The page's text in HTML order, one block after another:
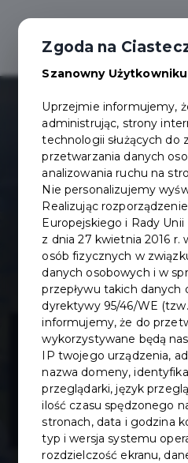
Zgoda na
Szanowny Użytkowniku
Uprzejmie informujemy,
administrując, strony
technologii służących do
przetwarzania danych
analizowania ruchu na
Nie personalizujemy
Realizując
Europejskiego i Rady
z dnia 27 kwietnia 2016 r.
osób fizycznych w
danych osobowych i w
przepływu takich danych
dyrektywy 95/46/WE
informujemy, że do
wykorzystywane będą
IP twojego urządzenia,
nazwa domeny,
przeglądarki, język
ilość czasu spędzonego
stronach, data i godzina
typ i wersja systemu
rozdzielczość ekranu,